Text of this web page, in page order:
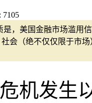
7105
是，美国金融市场滥用
会（绝不仅仅限于市
机发生